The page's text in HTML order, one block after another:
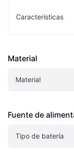
Características
Material
Material
Fuente de
Tipo de batería